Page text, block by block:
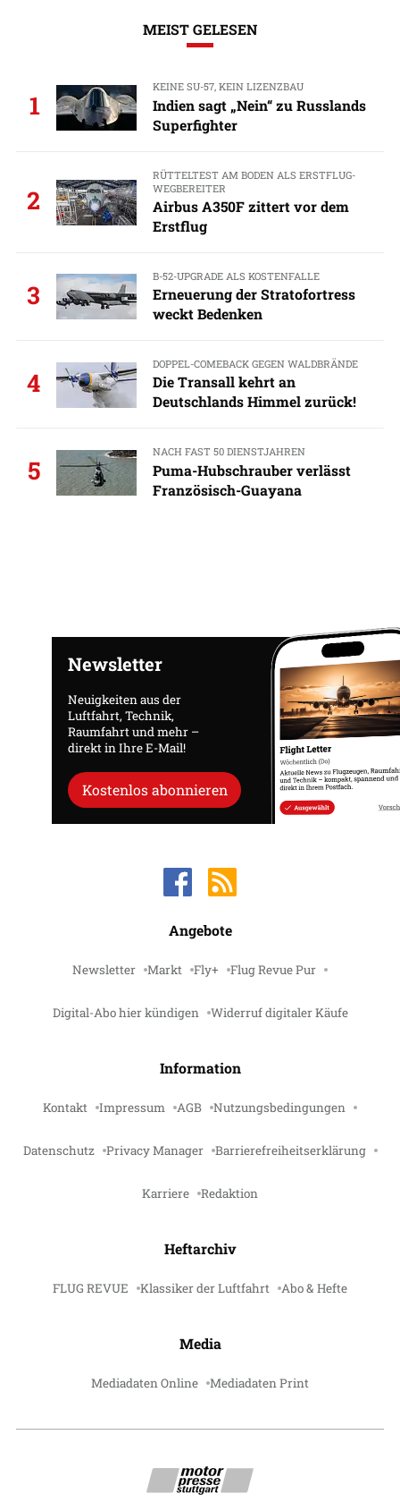
MEIST GELESEN
1
KEINE SU-57, KEIN LIZENZBAU
Indien sagt „Nein“ zu Russlands
Superfighter
2
RÜTTELTEST AM BODEN ALS ERSTFLUG-
WEGBEREITER
Airbus A350F zittert vor dem
Erstflug
3
B-52-UPGRADE ALS KOSTENFALLE
Erneuerung der Stratofortress
weckt Bedenken
4
DOPPEL-COMEBACK GEGEN WALDBRÄNDE
Die Transall kehrt an
Deutschlands Himmel zurück!
5
NACH FAST 50 DIENSTJAHREN
Puma-Hubschrauber verlässt
Französisch-Guayana
Newsletter
Neuigkeiten aus der
Luftfahrt, Technik,
Raumfahrt und mehr –
direkt in Ihre E-Mail!
Kostenlos abonnieren
Angebote
Newsletter Markt Fly+ Flug Revue Pur
Digital-Abo hier kündigen Widerruf digitaler Käufe
Information
Kontakt Impressum AGB Nutzungsbedingungen
Datenschutz Privacy Manager Barrierefreiheitserklärung
Karriere Redaktion
Heftarchiv
FLUG REVUE Klassiker der Luftfahrt Abo & Hefte
Media
Mediadaten Online Mediadaten Print